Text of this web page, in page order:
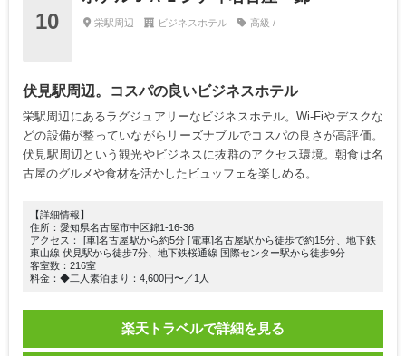
10 栄駅周辺 ビジネスホテル 高級 /
伏見駅周辺。コスパの良いビジネスホテル
栄駅周辺にあるラグジュアリーなビジネスホテル。Wi-Fiやデスクな
どの設備が整っていながらリーズナブルでコスパの良さが高評価。
伏見駅周辺という観光やビジネスに抜群のアクセス環境。朝食は名
古屋のグルメや食材を活かしたビュッフェを楽しめる。
【詳細情報】
住所：愛知県名古屋市中区錦1-16-36
アクセス： [車]名古屋駅から約5分 [電車]名古屋駅から徒歩で約15分、地下鉄
東山線 伏見駅から徒歩7分、地下鉄桜通線 国際センター駅から徒歩9分
客室数：216室
料金：◆二人素泊まり：4,600円〜／1人
楽天トラベルで詳細を見る